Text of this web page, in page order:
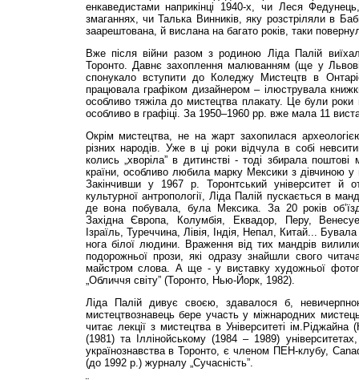
енкаведистами наприкінці 1940-х, чи Леся
змаганнях, чи Талька Винників, яку розстріляли в
заарештована, й вислана на багато років, таки
Вже після війни разом з родиною Ліда Палій
Торонто. Давнє захоплення малюванням (ще у
спонукало вступити до Коледжу Мистецтв в
працювала графіком дизайнером – ілюструвала
особливо тяжіла до мистецтва плакату. Це були роки
особливо в графіці. За 1950–1960 рр. вже мала 11
Окрім мистецтва, не на жарт захопилася
різних народів. Уже в ці роки відчула в собі
колись „хворіла” в дитинстві - тоді збирала поштові
країни, особливо любила марку Мексики з дівчиною у
Закінчивши у 1967 р. Торонтський університет й
культурної антропології, Ліда Палій пускається в
де вона побувала, була Мексика. За 20 років
Західна Європа, Колумбія, Еквадор, Перу,
Ізраїль, Туреччина, Лівія, Індія, Непал, Китай...
нога білої людини. Враження від тих мандрів
подорожньої прози, які одразу знайшли свого
майстром слова. А ще - у виставку художньої
„Обличчя світу” (Торонто, Нью-Йорк, 1982).
Ліда Палій дивує своєю, здавалося б,
мистецтвознавець бере участь у міжнародних
читає лекції з мистецтва в Університеті
(1981) та Іллінойському (1984 – 1989)
українознавства в Торонто, є членом ПЕН-клубу,
(до 1992 р.) журналу „Сучасність”.